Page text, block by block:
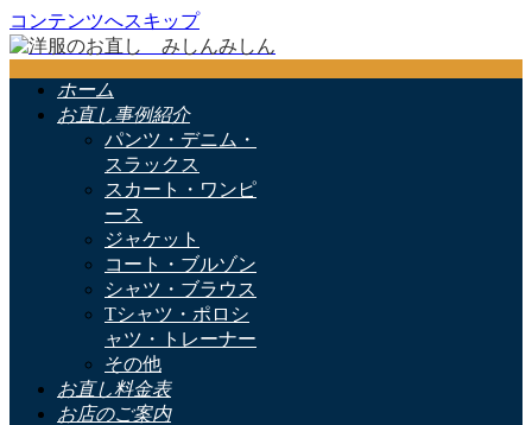
コンテンツへスキップ
ホーム
お直し事例紹介
パンツ・デニム・
スラックス
スカート・ワンピ
ース
ジャケット
コート・ブルゾン
シャツ・ブラウス
Tシャツ・ポロシ
ャツ・トレーナー
その他
お直し料金表
お店のご案内